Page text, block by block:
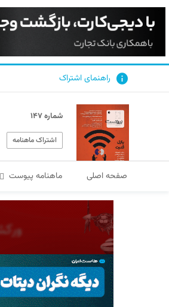
راهنمای اشتراک
شماره ۱۴۷
اشتراک ماهنامه
صفحه اصلی ماهنامه پیوست